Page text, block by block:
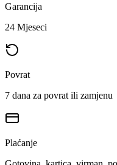
Garancija
24 Mjeseci
Povrat
7 dana za povrat ili zamjenu
Plaćanje